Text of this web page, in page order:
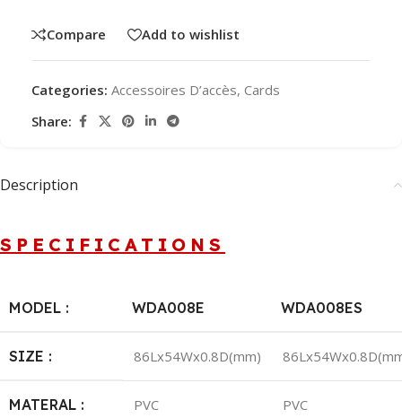
Compare Add to wishlist
Categories: Accessoires D’accès, Cards
Share:
Description
SPECIFICATIONS
MODEL : WDA008E WDA008ES
SIZE : 86Lx54Wx0.8D(mm)
MATERAL : PVC PVC